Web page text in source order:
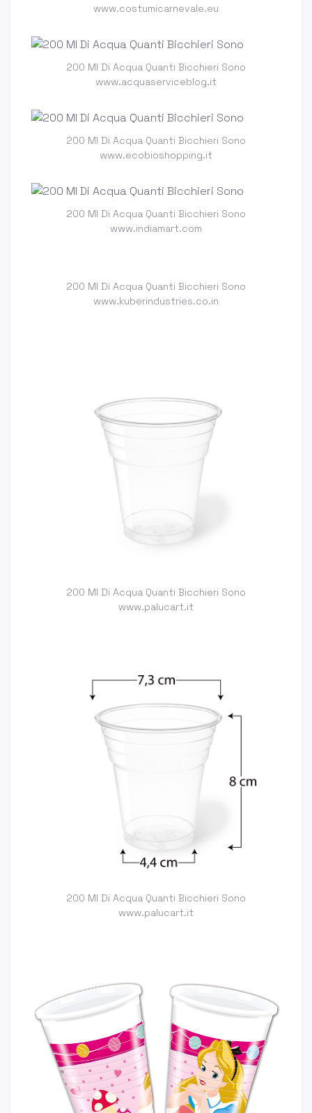
www.costumicarnevale.eu
200 Ml Di Acqua Quanti Bicchieri Sono
www.acquaserviceblog.it
200 Ml Di Acqua Quanti Bicchieri Sono
www.ecobioshopping.it
200 Ml Di Acqua Quanti Bicchieri Sono
www.indiamart.com
200 Ml Di Acqua Quanti Bicchieri Sono
www.kuberindustries.co.in
200 Ml Di Acqua Quanti Bicchieri Sono
www.palucart.it
200 Ml Di Acqua Quanti Bicchieri Sono
www.palucart.it